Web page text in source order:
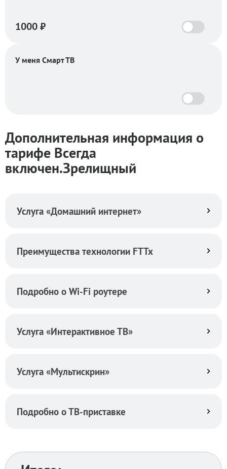
1000₽
У меня Смарт ТВ
Дополнительная информация о
тарифе Всегда
включен.Зрелищный
Услуга «Домашний интернет»
Преимущества технологии FTTx
Подробно о Wi-Fi роутере
Услуга «Интерактивное ТВ»
Услуга «Мультискрин»
Подробно о ТВ-приставке